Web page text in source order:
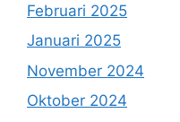
Februari 2025
Januari 2025
November 2024
Oktober 2024